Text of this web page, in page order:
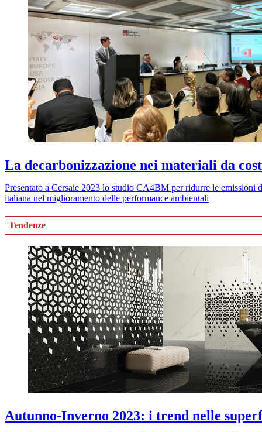
La decarbonizzazione nei materiali da
Presentato a Cersaie 2023 lo studio CA4BM per ridurre le emissioni
italiana nel miglioramento delle performance ambientali
Tendenze
Autunno-Inverno 2023: i trend nelle